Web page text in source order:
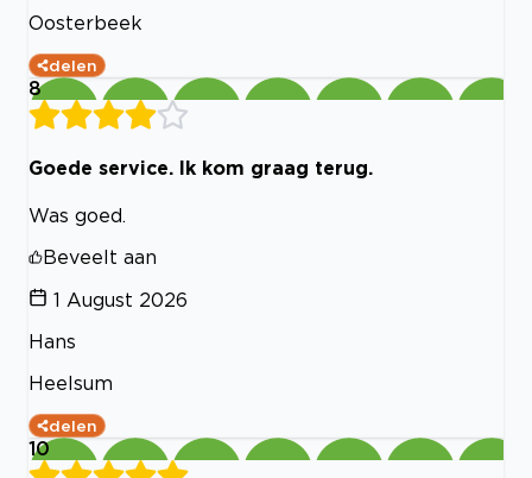
Oosterbeek
delen
8
Goede service. Ik kom graag terug.
Was goed.
Beveelt aan
1 August 2026
Hans
Heelsum
delen
10